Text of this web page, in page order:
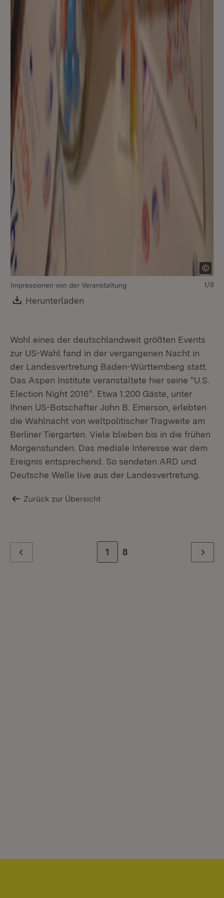
Impressionen von der Veranstaltung
Download:
Herunterladen
1/8
Wohl eines der deutschlandweit größten Events
zur US-Wahl fand in der vergangenen Nacht in
der Landesvertretung Baden-Württemberg statt.
Das Aspen Institute veranstaltete hier seine "U.S.
Election Night 2016". Etwa 1.200 Gäste, unter
Ihnen US-Botschafter John B. Emerson, erlebten
die Wahlnacht von weltpolitischer Tragweite am
Berliner Tiergarten. Viele blieben bis in die frühen
Morgenstunden. Das mediale Interesse war dem
Ereignis entsprechend. So sendeten ARD und
Deutsche Welle live aus der Landesvertretung.
Zurück zur Übersicht
Zur Seite
1 Zur letzten Seite
8 Weiter